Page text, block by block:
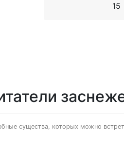
15
существа, которых можно